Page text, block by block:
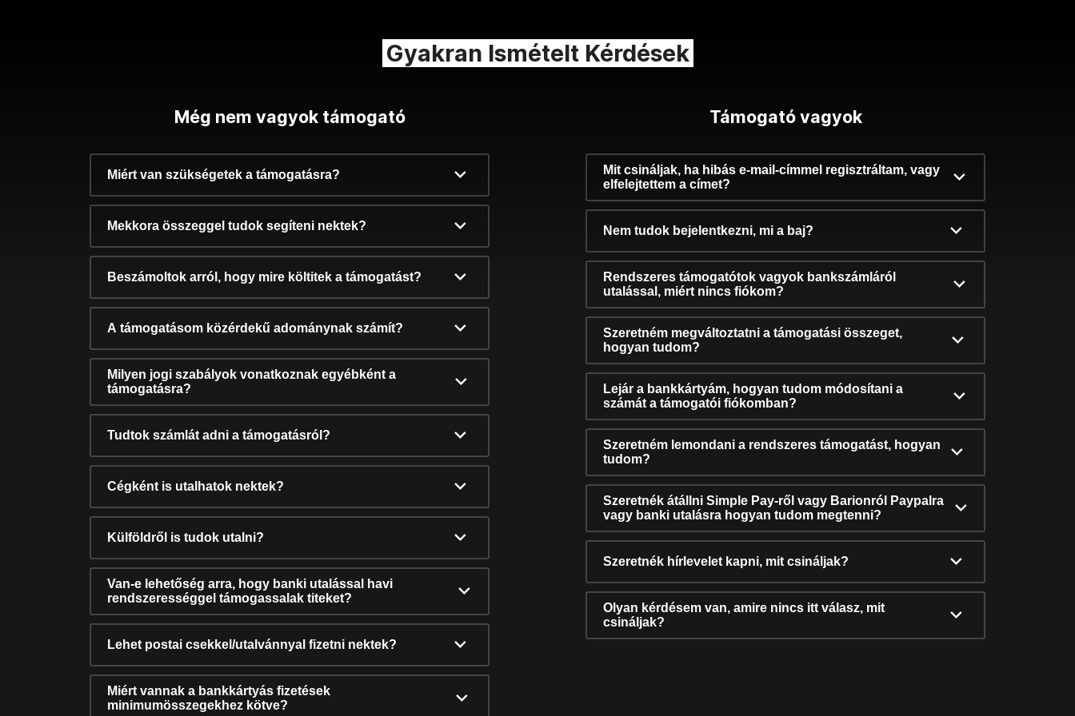
Gyakran Ismételt Kérdések
Még nem vagyok támogató
Miért van szükségetek a támogatásra?
Mekkora összeggel tudok segíteni nektek?
Beszámoltok arról, hogy mire költitek a támogatást?
A támogatásom közérdekű adománynak számít?
Milyen jogi szabályok vonatkoznak egyébként a
támogatásra?
Tudtok számlát adni a támogatásról?
Cégként is utalhatok nektek?
Külföldről is tudok utalni?
Van-e lehetőség arra, hogy banki utalással havi
rendszerességgel támogassalak titeket?
Lehet postai csekkel/utalvánnyal fizetni nektek?
Miért vannak a bankkártyás fizetések
minimumösszegekhez kötve?
Támogató vagyok
Mit csináljak, ha hibás e-mail-címmel regisztráltam, vagy
elfelejtettem a címet?
Nem tudok bejelentkezni, mi a baj?
Rendszeres támogatótok vagyok bankszámláról
utalással, miért nincs fiókom?
Szeretném megváltoztatni a támogatási összeget,
hogyan tudom?
Lejár a bankkártyám, hogyan tudom módosítani a
számát a támogatói fiókomban?
Szeretném lemondani a rendszeres támogatást, hogyan
tudom?
Szeretnék átállni Simple Pay-ről vagy Barionról Paypalra
vagy banki utalásra hogyan tudom megtenni?
Szeretnék hírlevelet kapni, mit csináljak?
Olyan kérdésem van, amire nincs itt válasz, mit
csináljak?